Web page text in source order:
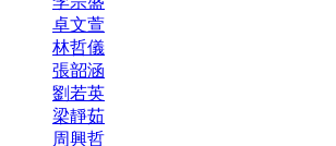
卓文萱
林哲儀
張韶涵
劉若英
梁靜茹
周興哲